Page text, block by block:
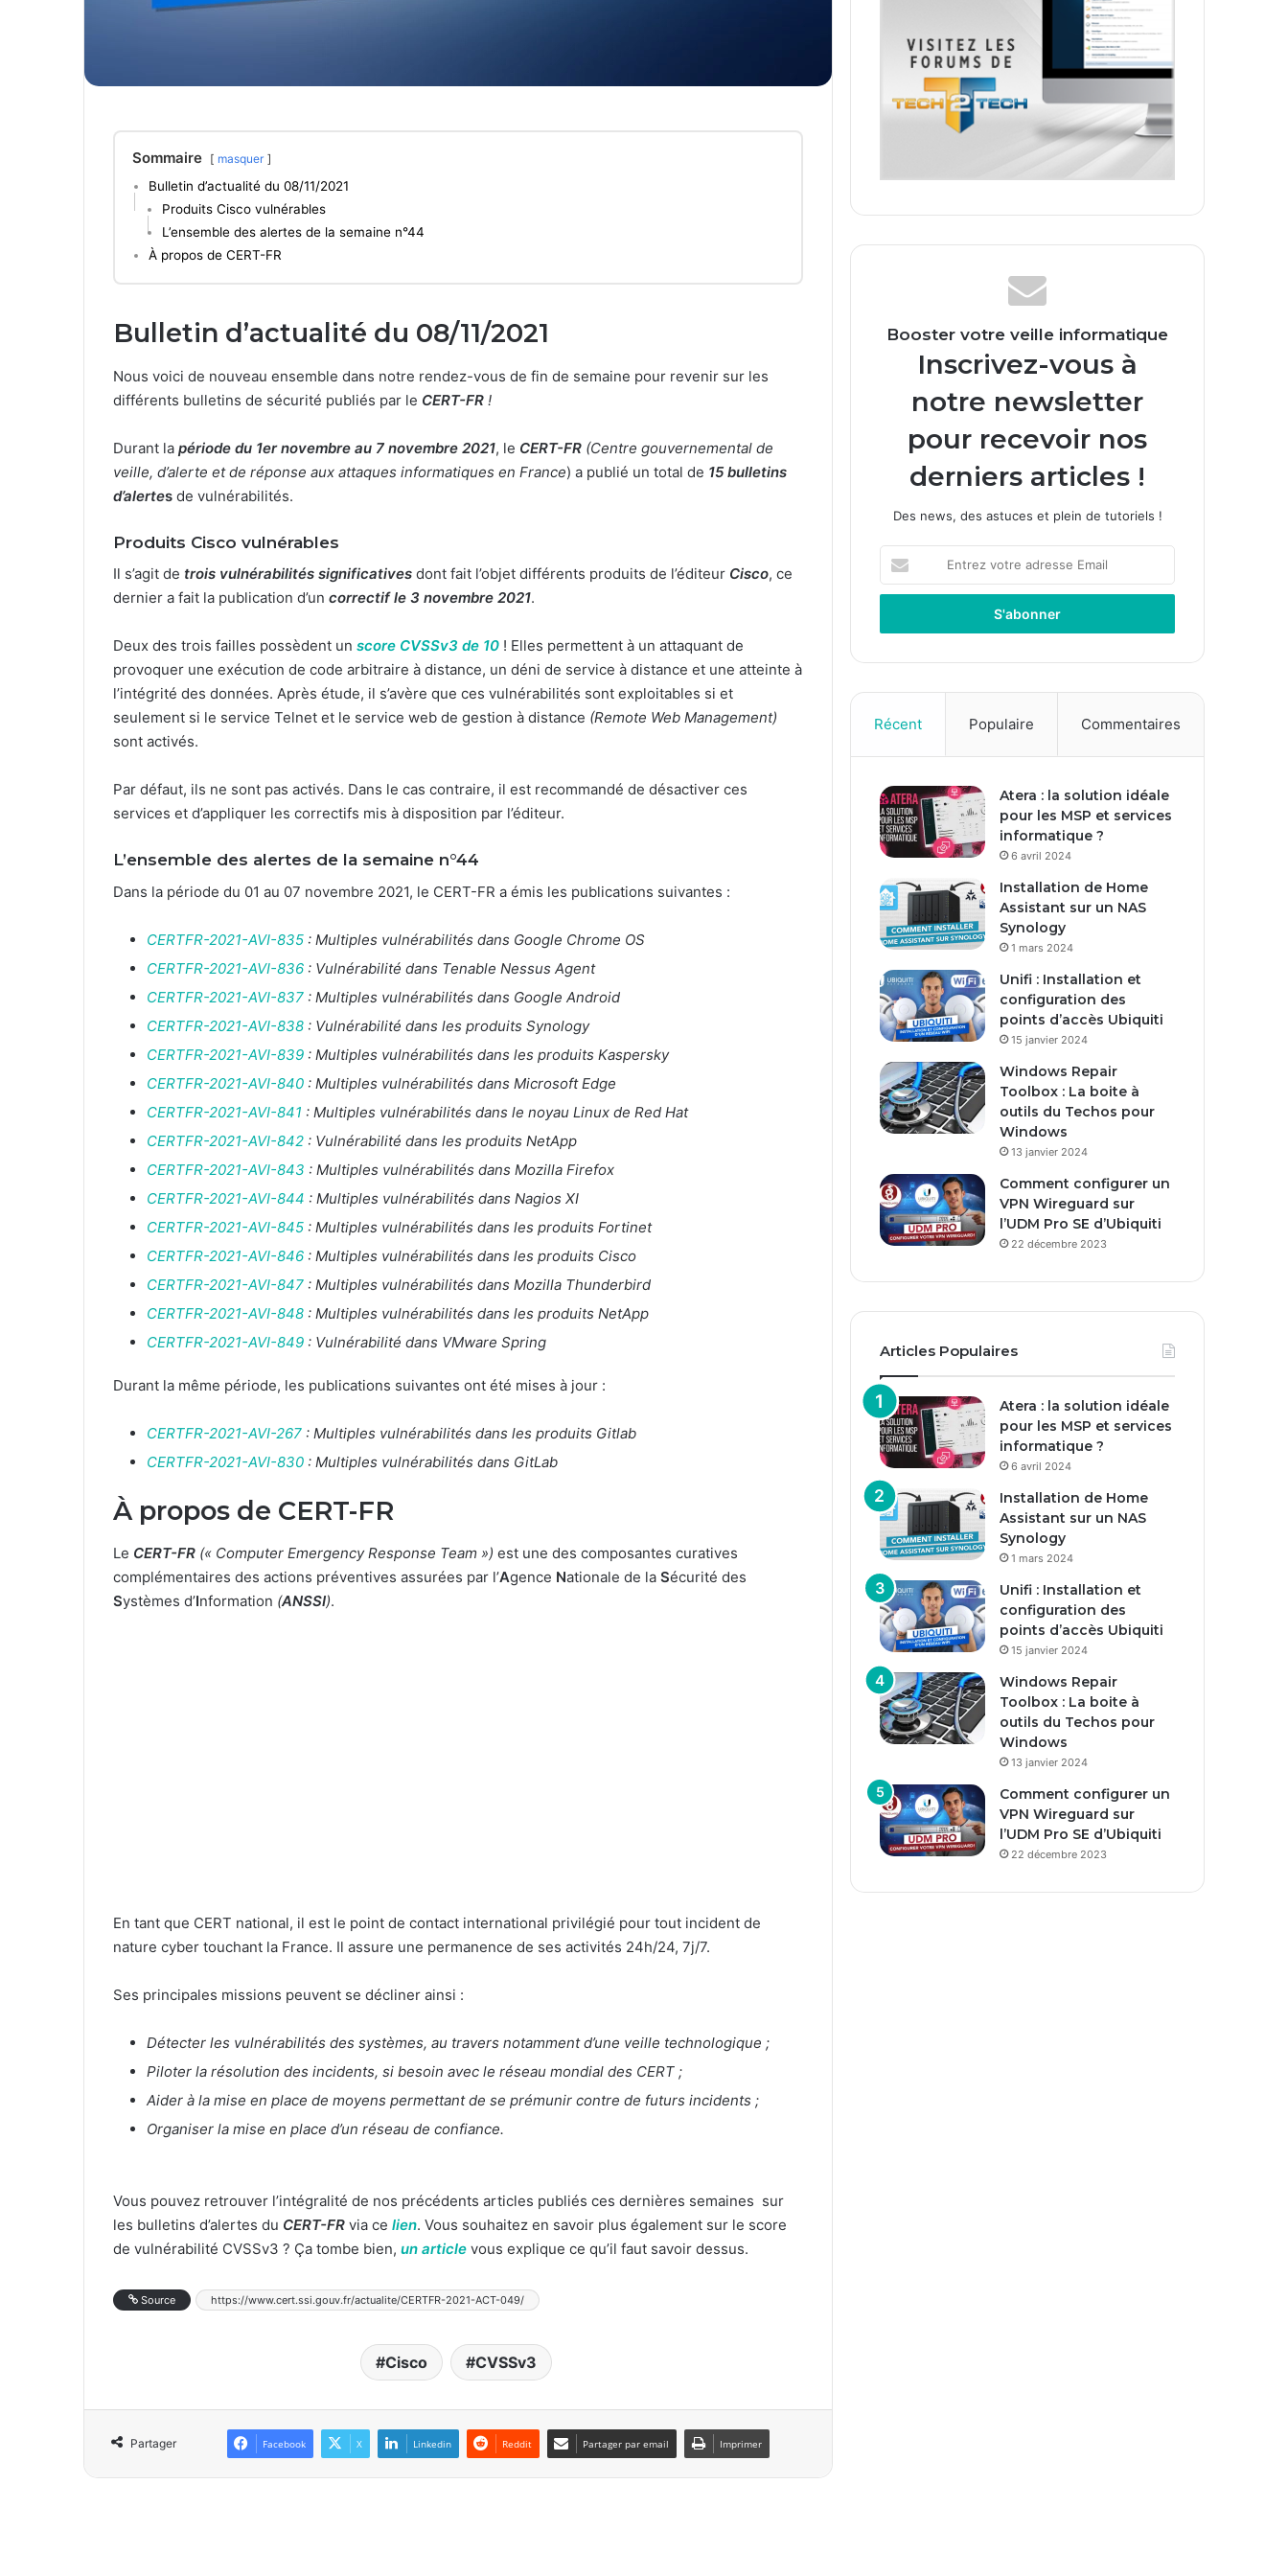
Sommaire masquer
Bulletin d’actualité du 08/11/2021
Produits Cisco vulnérables
L’ensemble des alertes de la semaine n°44
À propos de CERT-FR
Bulletin d’actualité du 08/11/2021
Nous voici de nouveau ensemble dans notre rendez-vous de fin de semaine pour revenir sur les
différents bulletins de sécurité publiés par le CERT-FR !
Durant la période du 1er novembre au 7 novembre 2021, le CERT-FR (Centre gouvernemental de
veille, d’alerte et de réponse aux attaques informatiques en France) a publié un total de 15 bulletins
d’alertes de vulnérabilités.
Produits Cisco vulnérables
Il s’agit de trois vulnérabilités significatives dont fait l’objet différents produits de l’éditeur Cisco, ce
dernier a fait la publication d’un correctif le 3 novembre 2021.
Deux des trois failles possèdent un score CVSSv3 de 10 ! Elles permettent à un attaquant de
provoquer une exécution de code arbitraire à distance, un déni de service à distance et une atteinte à
l’intégrité des données. Après étude, il s’avère que ces vulnérabilités sont exploitables si et
seulement si le service Telnet et le service web de gestion à distance (Remote Web Management)
sont activés.
Par défaut, ils ne sont pas activés. Dans le cas contraire, il est recommandé de désactiver ces
services et d’appliquer les correctifs mis à disposition par l’éditeur.
L’ensemble des alertes de la semaine n°44
Dans la période du 01 au 07 novembre 2021, le CERT-FR a émis les publications suivantes :
CERTFR-2021-AVI-835 : Multiples vulnérabilités dans Google Chrome OS
CERTFR-2021-AVI-836 : Vulnérabilité dans Tenable Nessus Agent
CERTFR-2021-AVI-837 : Multiples vulnérabilités dans Google Android
CERTFR-2021-AVI-838 : Vulnérabilité dans les produits Synology
CERTFR-2021-AVI-839 : Multiples vulnérabilités dans les produits Kaspersky
CERTFR-2021-AVI-840 : Multiples vulnérabilités dans Microsoft Edge
CERTFR-2021-AVI-841 : Multiples vulnérabilités dans le noyau Linux de Red Hat
CERTFR-2021-AVI-842 : Vulnérabilité dans les produits NetApp
CERTFR-2021-AVI-843 : Multiples vulnérabilités dans Mozilla Firefox
CERTFR-2021-AVI-844 : Multiples vulnérabilités dans Nagios XI
CERTFR-2021-AVI-845 : Multiples vulnérabilités dans les produits Fortinet
CERTFR-2021-AVI-846 : Multiples vulnérabilités dans les produits Cisco
CERTFR-2021-AVI-847 : Multiples vulnérabilités dans Mozilla Thunderbird
CERTFR-2021-AVI-848 : Multiples vulnérabilités dans les produits NetApp
CERTFR-2021-AVI-849 : Vulnérabilité dans VMware Spring
Durant la même période, les publications suivantes ont été mises à jour :
CERTFR-2021-AVI-267 : Multiples vulnérabilités dans les produits Gitlab
CERTFR-2021-AVI-830 : Multiples vulnérabilités dans GitLab
À propos de CERT-FR
Le CERT-FR (« Computer Emergency Response Team ») est une des composantes curatives
complémentaires des actions préventives assurées par l’Agence Nationale de la Sécurité des
Systèmes d’Information (ANSSI).
En tant que CERT national, il est le point de contact international privilégié pour tout incident de
nature cyber touchant la France. Il assure une permanence de ses activités 24h/24, 7j/7.
Ses principales missions peuvent se décliner ainsi :
Détecter les vulnérabilités des systèmes, au travers notamment d’une veille technologique ;
Piloter la résolution des incidents, si besoin avec le réseau mondial des CERT ;
Aider à la mise en place de moyens permettant de se prémunir contre de futurs incidents ;
Organiser la mise en place d’un réseau de confiance.
Vous pouvez retrouver l’intégralité de nos précédents articles publiés ces dernières semaines sur
les bulletins d’alertes du CERT-FR via ce lien. Vous souhaitez en savoir plus également sur le score
de vulnérabilité CVSSv3 ? Ça tombe bien, un article vous explique ce qu’il faut savoir dessus.
Source https://www.cert.ssi.gouv.fr/actualite/CERTFR-2021-ACT-049/
Cisco CVSSv3
Partager Facebook X Linkedin Reddit Partager par email Imprimer
Booster votre veille informatique
Inscrivez-vous à
notre newsletter
pour recevoir nos
derniers articles !
Des news, des astuces et plein de tutoriels !
votre
adresse
Récent Populaire Commentaires
Atera : la solution idéale
pour les MSP et services
informatique ?
6 avril 2024
Installation de Home
Assistant sur un NAS
Synology
1 mars 2024
Unifi : Installation et
configuration des
points d’accès Ubiquiti
15 janvier 2024
Windows Repair
Toolbox : La boite à
outils du Techos pour
Windows
13 janvier 2024
Comment configurer un
VPN Wireguard sur
l’UDM Pro SE d’Ubiquiti
22 décembre 2023
Articles Populaires
Atera : la solution idéale
pour les MSP et services
informatique ?
6 avril 2024
Installation de Home
Assistant sur un NAS
Synology
1 mars 2024
Unifi : Installation et
configuration des
points d’accès Ubiquiti
15 janvier 2024
Windows Repair
Toolbox : La boite à
outils du Techos pour
Windows
13 janvier 2024
Comment configurer un
VPN Wireguard sur
l’UDM Pro SE d’Ubiquiti
22 décembre 2023